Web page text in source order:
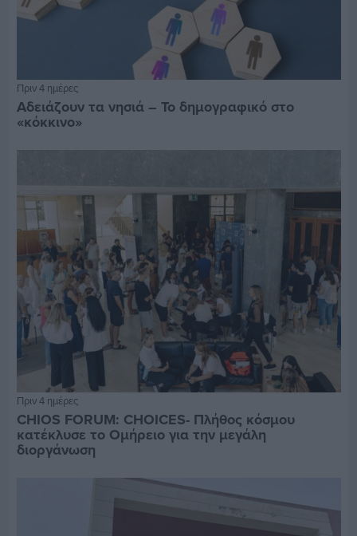
Πριν 4 ημέρες
Αδειάζουν τα νησιά – Το δημογραφικό στο
«κόκκινο»
Πριν 4 ημέρες
CHIOS FORUM: CHOICES- Πλήθος κόσμου
κατέκλυσε το Ομήρειο για την μεγάλη
διοργάνωση